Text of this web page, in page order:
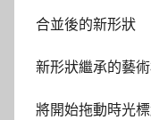
合並後的新形狀
新形狀繼承的藝
將開始拖動時光